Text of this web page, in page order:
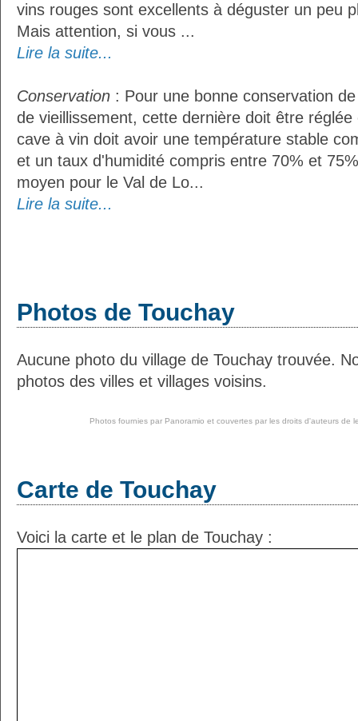
vins rouges sont excellents à déguster un peu
Mais attention, si vous ...
Lire la suite...
Conservation : Pour une bonne conservation
de vieillissement, cette dernière doit être réglée
cave à vin doit avoir une température stable
et un taux d'humidité compris entre 70% et
moyen pour le Val de Lo...
Lire la suite...
Photos de Touchay
Aucune photo du village de Touchay trouvée.
photos des villes et villages voisins.
Photos fournies par Panoramio et couvertes par les droits d'auteurs de
Carte de Touchay
Voici la carte et le plan de Touchay :